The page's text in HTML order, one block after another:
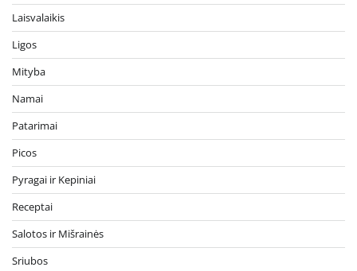
Laisvalaikis
Ligos
Mityba
Namai
Patarimai
Picos
Pyragai ir Kepiniai
Receptai
Salotos ir Mišrainės
Sriubos